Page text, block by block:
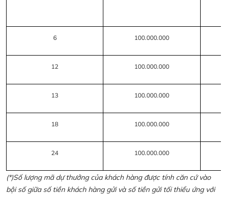
6 100.000.000
12 100.000.000
13 100.000.000
18 100.000.000
24 100.000.000
(*)Số lượng mã dự thưởng của khách hàng được tính căn cứ vào
bội số giữa số tiền khách hàng gửi và số tiền gửi tối thiểu ứng với